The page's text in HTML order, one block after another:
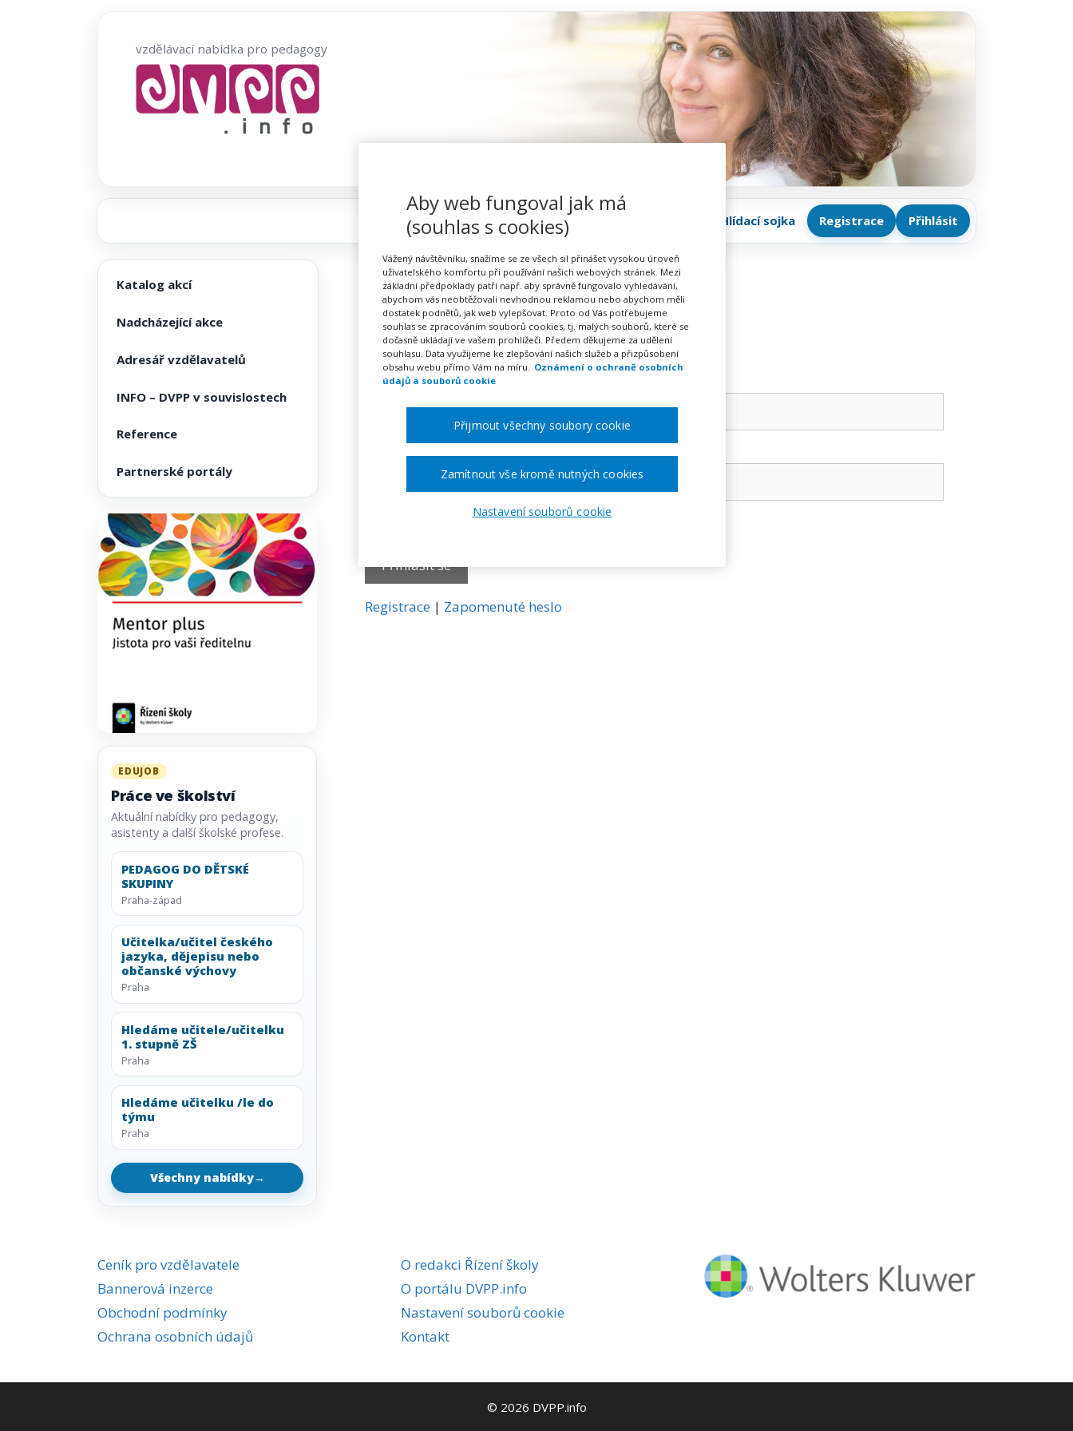
vzdělávací nabídka pro pedagogy
Hlídací sojka Registrace Přihlásit
Přihlásit se
E-mail
Pamatovat si mě
A
Registrace | Zapomenuté heslo
Katalog akcí
Nadcházející akce
Adresář vzdělavatelů
INFO – DVPP v souvislostech
Reference
Partnerské portály
EDUJOB
Práce ve školství
Aktuální nabídky pro pedagogy,
asistenty a další školské profese.
PEDAGOG DO DĚTSKÉ
SKUPINY
Praha-západ
Učitelka/učitel českého
jazyka, dějepisu nebo
občanské výchovy
Praha
Hledáme učitele/učitelku
1. stupně ZŠ
Praha
Hledáme učitelku /le do
týmu
Praha
Všechny nabídky→
Ceník pro vzdělavatele
Bannerová inzerce
Obchodní podmínky
Ochrana osobních údajů
O redakci Řízení školy
O portálu DVPP.info
Nastavení souborů cookie
Kontakt
© 2026 DVPP.info
Aby web fungoval jak má
(souhlas s cookies)
Vážený návštěvníku, snažíme se ze všech sil přinášet vysokou úroveň
uživatelského komfortu při používání našich webových stránek. Mezi
základní předpoklady patří např. aby správně fungovalo vyhledávání,
abychom vás neobtěžovali nevhodnou reklamou nebo abychom měli
dostatek podnětů, jak web vylepšovat. Proto od Vás potřebujeme
souhlas se zpracováním souborů cookies, tj. malých souborů, které se
dočasně ukládají ve vašem prohlížeči. Předem děkujeme za udělení
souhlasu. Data využijeme ke zlepšování našich služeb a přizpůsobení
obsahu webu přímo Vám na míru. Oznámení o ochraně osobních
údajů a souborů cookie
Nastavení souborů cookie
Zamítnout vše kromě nutných cookies
Přijmout všechny soubory cookie